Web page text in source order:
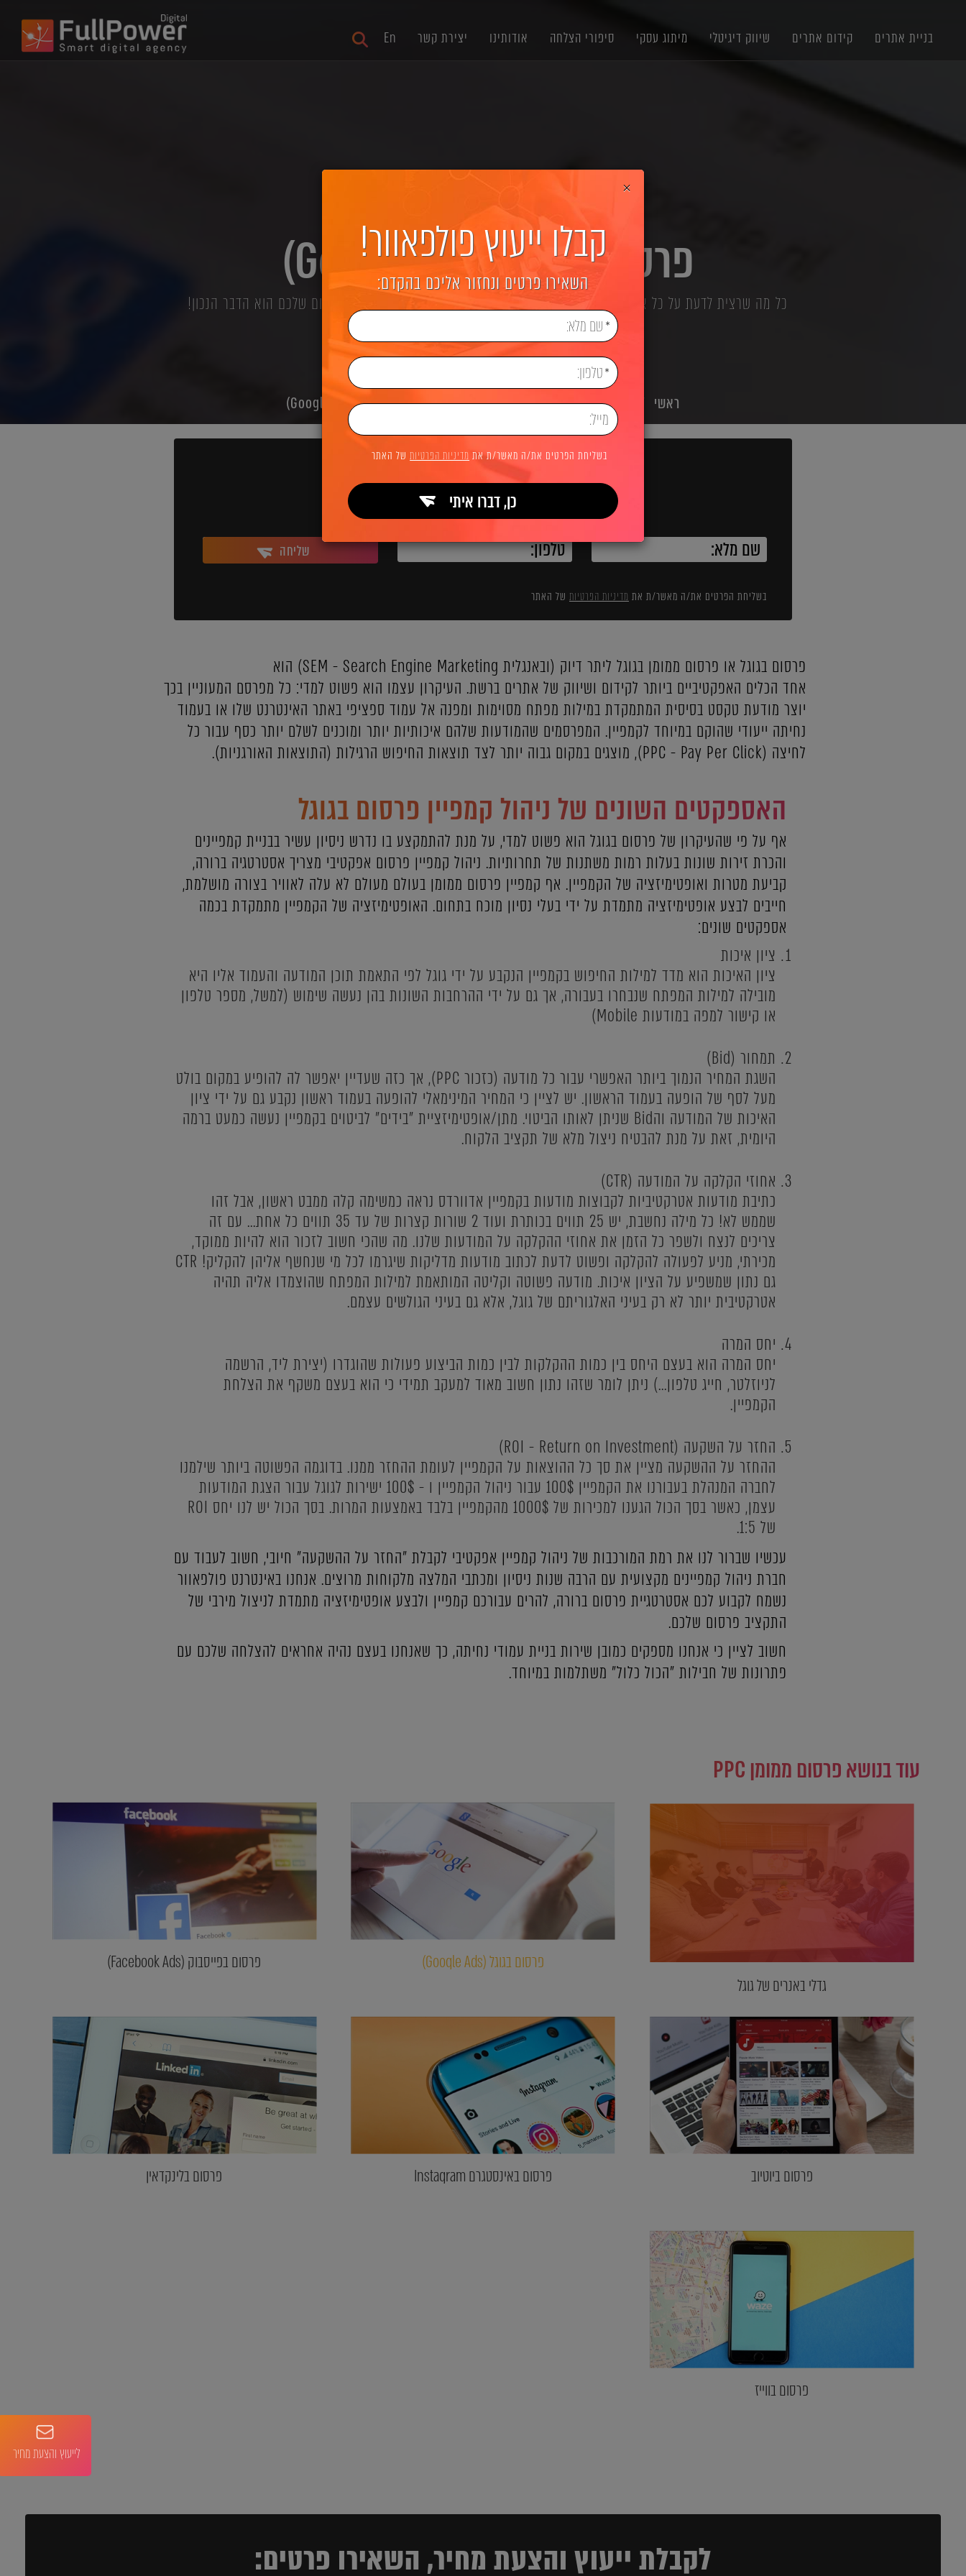
בניית אתרים קידום אתרים שיווק דיגיטלי מיתוג עסקי סיפורי הצלחה אודותינו יצירת קשר En
ראשי שיווק דיגיטלי פרסום ממומן PPC פרסום בגוגל (Google Ads)
פרסום בגוגל (Google Ads)
כל מה שרצית לדעת על כל אפשרויות הפרסום בגוגל ולמה הבחירה בנו לניהול התקציב פרסום שלכם הוא הדבר הנכון!
לשיחת ייעוץ והצעת מחיר
השאירו פרטים ואנחנו מיד מתקשרים:
שליחה
בשליחת הפרטים את/ה מאשר/ת את מדיניות הפרטיות של האתר
פרסום בגוגל או פרסום ממומן בגוגל ליתר דיוק (ובאנגלית SEM - Search Engine Marketing) הוא
אחד הכלים האפקטיביים ביותר לקידום ושיווק של אתרים ברשת. העיקרון עצמו הוא פשוט למדי: כל מפרסם המעוניין בכך
יוצר מודעת טקסט בסיסית המתמקדת במילות מפתח מסוימות ומפנה אל עמוד ספציפי באתר האינטרנט שלו או בעמוד
נחיתה ייעודי שהוקם במיוחד לקמפיין. המפרסמים שהמודעות שלהם איכותיות יותר ומוכנים לשלם יותר כסף עבור כל
לחיצה (PPC - Pay Per Click), מוצגים במקום גבוה יותר לצד תוצאות החיפוש הרגילות (התוצאות האורגניות).
האספקטים השונים של ניהול קמפיין פרסום בגוגל
אף על פי שהעיקרון של פרסום בגוגל הוא פשוט למדי, על מנת להתמקצע בו נדרש ניסיון עשיר בבניית קמפיינים
והכרת זירות שונות בעלות רמות משתנות של תחרותיות. ניהול קמפיין פרסום אפקטיבי מצריך אסטרטגיה ברורה,
קביעת מטרות ואופטימיזציה של הקמפיין. אף קמפיין פרסום ממומן בעולם מעולם לא עלה לאוויר בצורה מושלמת,
חייבים לבצע אופטימיזציה מתמדת על ידי בעלי נסיון מוכח בתחום. האופטימיזציה של הקמפיין מתמקדת בכמה
אספקטים שונים:
ציון איכות
ציון האיכות הוא מדד למילות החיפוש בקמפיין הנקבע על ידי גוגל לפי התאמת תוכן המודעה והעמוד אליו היא
מובילה למילות המפתח שנבחרו בעבורה, אך גם על ידי ההרחבות השונות בהן נעשה שימוש (למשל, מספר טלפון
או קישור למפה במודעות Mobile)
תמחור (Bid)
השגת המחיר הנמוך ביותר האפשרי עבור כל מודעה (כזכור PPC), אך כזה שעדיין יאפשר לה להופיע במקום בולט
מעל לסף של הופעה בעמוד הראשון. יש לציין כי המחיר המינימאלי להופעה בעמוד ראשון נקבע גם על ידי ציון
האיכות של המודעה והBid שניתן לאותו הביטוי. מתן/אופטימיזציית "בידים" לביטוים בקמפיין נעשה כמעט ברמה
היומית, זאת על מנת להבטיח ניצול מלא של תקציב הלקוח.
אחוזי הקלקה על המודעה (CTR)
כתיבת מודעות אטרקטיביות לקבוצות מודעות בקמפיין אדוורדס נראה כמשימה קלה ממבט ראשון, אבל זהו
שממש לא! כל מילה נחשבת, יש 25 תווים בכותרת ועוד 2 שורות קצרות של עד 35 תווים כל אחת... עם זה
צריכים לנצח ולשפר כל הזמן את אחוזי ההקלקה על המודעות שלנו. מה שהכי חשוב לזכור הוא להיות ממוקד,
מכירתי, מניע לפעולה להקלקה ופשוט לדעת לכתוב מודעות מדליקות שיגרמו לכל מי שנחשף אליהן להקליק! CTR
גם נתון שמשפיע על הציון איכות. מודעה פשוטה וקליטה המותאמת למילות המפתח שהוצמדו אליה תהיה
אטרקטיבית יותר לא רק בעיני האלגוריתם של גוגל, אלא גם בעיני הגולשים עצמם.
יחס המרה
יחס המרה הוא בעצם היחס בין כמות ההקלקות לבין כמות הביצוע פעולות שהוגדרו (יצירת ליד, הרשמה
לניוזלטר, חייג טלפון...) ניתן לומר שזהו נתון חשוב מאוד למעקב תמידי כי הוא בעצם משקף את הצלחת
הקמפיין.
החזר על השקעה (ROI - Return on Investment)
ההחזר על ההשקעה מציין את סך כל ההוצאות על הקמפיין לעומת ההחזר ממנו. בדוגמה הפשוטה ביותר שילמנו
לחברה המנהלת בעבורנו את הקמפיין 100$ עבור ניהול הקמפיין ו - 100$ ישירות לגוגל עבור הצגת המודעות
עצמן, כאשר בסך הכול הגענו למכירות של 1000$ מהקמפיין בלבד באמצעות המרות. בסך הכול יש לנו יחס ROI
של 1:5.
עכשיו שברור לנו את רמת המורכבות של ניהול קמפיין אפקטיבי לקבלת "החזר על ההשקעה" חיובי, חשוב לעבוד עם
חברת ניהול קמפיינים מקצועית עם הרבה שנות ניסיון ומכתבי המלצה מלקוחות מרוצים. אנחנו באינטרנט פולפאוור
נשמח לקבוע לכם אסטרטגיית פרסום ברורה, להרים עבורכם קמפיין ולבצע אופטימיזציה מתמדת לניצול מירבי של
התקציב פרסום שלכם.
חשוב לציין כי אנחנו מספקים כמובן שירות בניית עמודי נחיתה, כך שאנחנו בעצם נהיה אחראים להצלחה שלכם עם
פתרונות של חבילות "הכול כלול" משתלמות במיוחד.
עוד בנושא פרסום ממומן PPC
גדלי באנרים של גוגל
פרסום בגוגל (Google Ads) פרסום בפייסבוק (Facebook Ads)
פרסום ביוטיוב פרסום באינסטגרם Instagram פרסום בלינקדאין
פרסום בווייז
לקבלת ייעוץ והצעת מחיר, השאירו פרטים:
לייעוץ והצעת מחיר
×
קבלו ייעוץ פולפאוור!
השאירו פרטים ונחזור אליכם בהקדם:
בשליחת הפרטים את/ה מאשר/ת את מדיניות הפרטיותשל האתר
כן, דברו איתי